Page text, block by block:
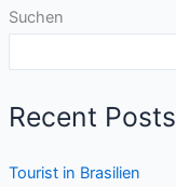
Suchen
Recent Posts
Tourist in Brasilien